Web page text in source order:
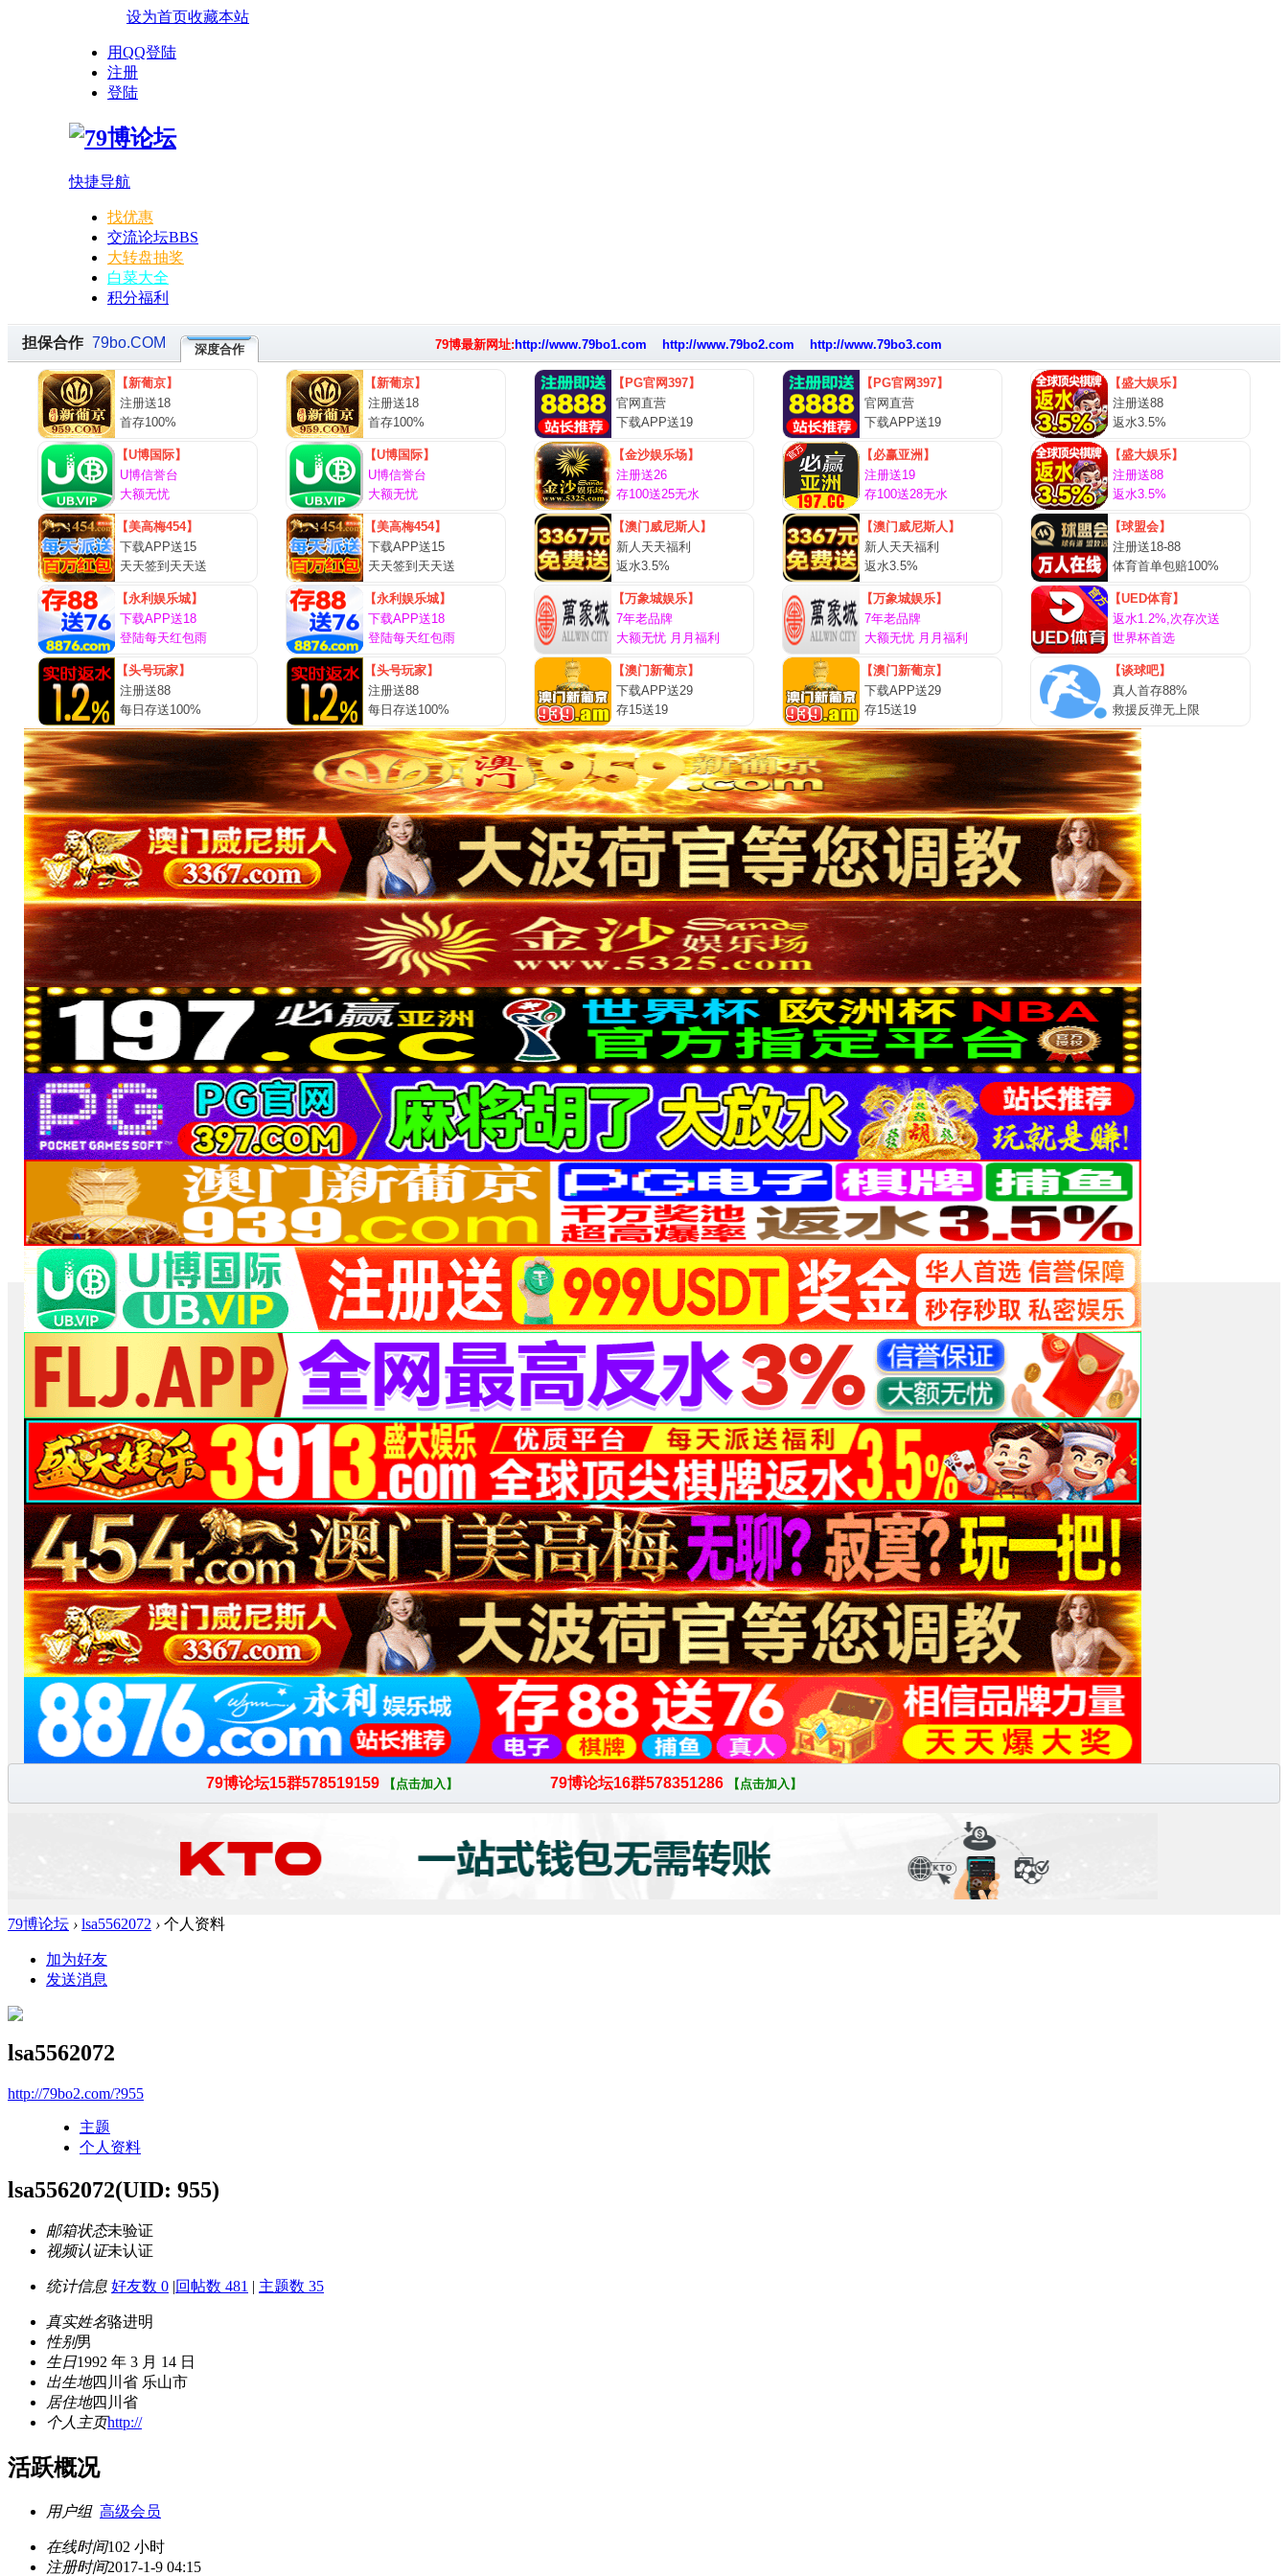
设为首页收藏本站
用QQ登陆
注册
登陆
快捷导航
找优惠
交流论坛BBS
大转盘抽奖
白菜大全
积分福利
79博论坛 › lsa5562072 › 个人资料
加为好友
发送消息
lsa5562072
http://79bo2.com/?955
主题
个人资料
lsa5562072(UID: 955)
邮箱状态未验证
视频认证未认证
统计信息 好友数 0 |回帖数 481 | 主题数 35
真实姓名骆进明
性别男
生日1992 年 3 月 14 日
出生地四川省 乐山市
居住地四川省
个人主页http://
活跃概况
用户组 高级会员
在线时间102 小时
注册时间2017-1-9 04:15